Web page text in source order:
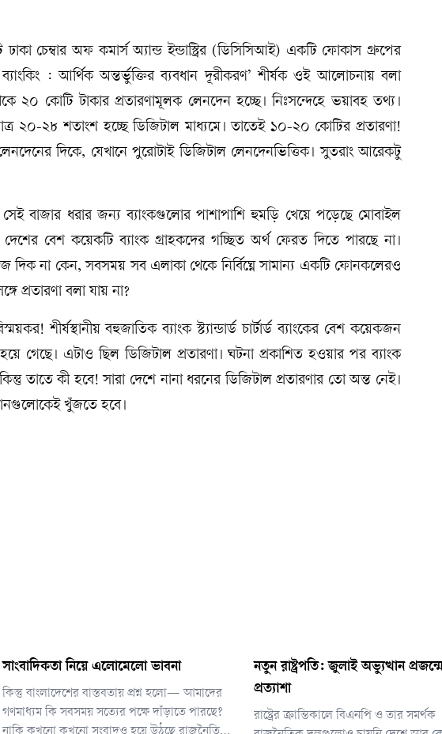
ঢাকা চেম্বার অফ কমার্স অ্যান্ড ইন্ডাস্ট্রির (ডিসিসিআই) একটি ফোকাস গ্রুপের
: আর্থিক অন্তর্ভুক্তির ব্যবধান দূরীকরণ’ শীর্ষক ওই আলোচনায় বলা
২০ কোটি টাকার প্রতারণামূলক লেনদেন হচ্ছে। নিঃসন্দেহে ভয়াবহ তথ্য।
২০-২৮ শতাংশ হচ্ছে ডিজিটাল মাধ্যমে। তাতেই ১০-২০ কোটির প্রতারণা!
দিকে, যেখানে পুরোটাই ডিজিটাল লেনদেনভিত্তিক। সুতরাং আরেকটু
বাজার ধরার জন্য ব্যাংকগুলোর পাশাপাশি হুমড়ি খেয়ে পড়েছে মোবাইল
বেশ কয়েকটি ব্যাংক গ্রাহকদের গচ্ছিত অর্থ ফেরত দিতে পারছে না।
না কেন, সবসময় সব এলাকা থেকে নির্বিঘ্নে সামান্য একটি ফোনকলেরও
প্রতারণা বলা যায় না?
শীর্ষস্থানীয় বহুজাতিক ব্যাংক স্ট্যান্ডার্ড চার্টার্ড ব্যাংকের বেশ কয়েকজন
গেছে। এটাও ছিল ডিজিটাল প্রতারণা। ঘটনা প্রকাশিত হওয়ার পর ব্যাংক
তাতে কী হবে! সারা দেশে নানা ধরনের ডিজিটাল প্রতারণার তো অন্ত নেই।
খুঁজতে হবে।
সাংবাদিকতা নিয়ে এলোমেলো ভাবনা
কিন্তু বাংলাদেশের বাস্তবতায় প্রশ্ন হলো— আমাদের
গণমাধ্যম কি সবসময় সত্যের পক্ষে দাঁড়াতে পারছে?
নতুন রাষ্ট্রপতি: জুলাই অভ্যুত্থান
প্রত্যাশা
রাষ্ট্রের ক্রান্তিকালে বিএনপি ও তার সমর্থক